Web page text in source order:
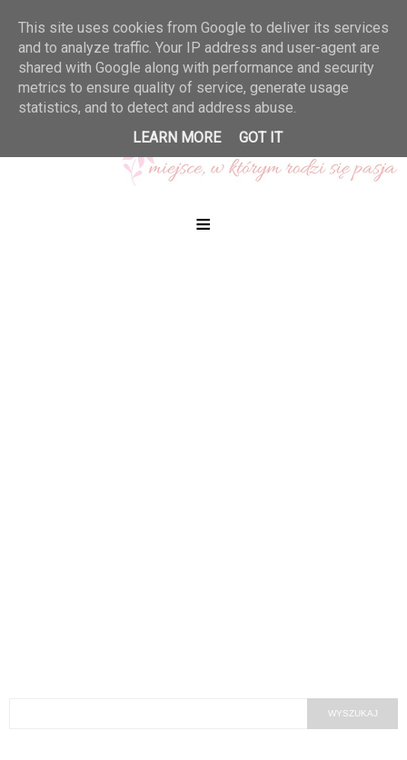
≡
This site uses cookies from Google to deliver its services
and to analyze traffic. Your IP address and user-agent are
shared with Google along with performance and security
metrics to ensure quality of service, generate usage
statistics, and to detect and address abuse.
LEARN MORE
GOT IT